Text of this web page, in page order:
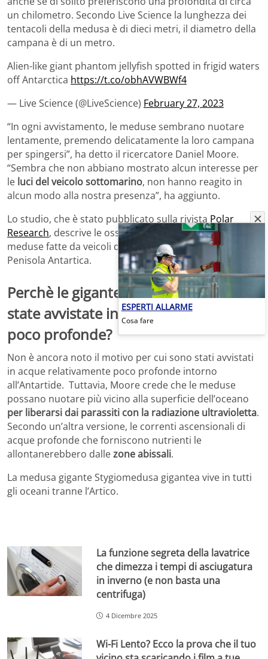
un chilometro. Secondo Live Science la lunghezza dei
tentacoli della medusa è di dieci metri, il diametro della
campana è di un metro.
Alien-like giant phantom jellyfish spotted in frigid waters
off Antarctica https://t.co/obhAVWBWf4
— Live Science (@LiveScience) February 27, 2023
“In ogni avvistamento, le meduse sembrano nuotare
lentamente, premendo delicatamente la loro campana
per spingersi”, ha detto il ricercatore Daniel Moore.
“Sembra che non abbiano mostrato alcun interesse per
le luci del veicolo sottomarino, non hanno reagito in
alcun modo alla nostra presenza”, ha aggiunto.
Lo studio, che è stato pubblicato sulla rivista Polar
Research, descrive le osservazioni dirette di tre diverse
meduse fatte da veicoli di esplorazione subacquea nella
Penisola Antartica.
Perchè le gigantesche meduse sono
state avvistate in acque relativamente
poco profonde?
Non è ancora noto il motivo per cui sono stati avvistati
in acque relativamente poco profonde intorno
all’Antartide. Tuttavia, Moore crede che le meduse
possano nuotare più vicino alla superficie dell’oceano
per liberarsi dai parassiti con la radiazione ultravioletta.
Secondo un’altra versione, le correnti ascensionali di
acque profonde che forniscono nutrienti le
allontanerebbero dallezone abissali.
La medusa gigante Stygiomedusa gigantea vive in tutti
gli oceani tranne l’Artico.
La funzione segreta della lavatrice
che dimezza i tempi di asciugatura
in inverno (e non basta una
centrifuga)
4 Dicembre 2025
Wi-Fi Lento? Ecco la prova che il tuo
ESPERTI ALLARME
Cosa fare